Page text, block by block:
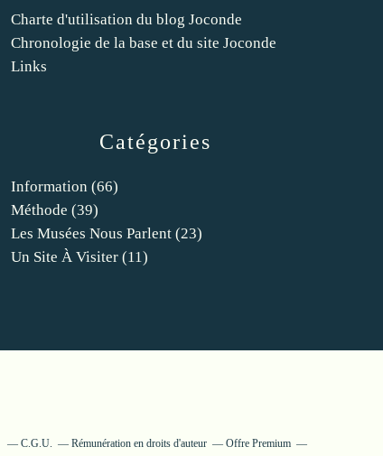
Catégories
Information (66)
Méthode (39)
Les Musées Nous Parlent (23)
Un Site À Visiter (11)
Charte d'utilisation du blog Joconde
Chronologie de la base et du site Joconde
Links
C.G.U. Rémunération en droits d'auteur
Offre Premium